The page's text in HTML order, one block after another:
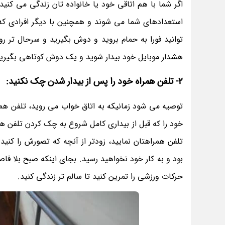
استعدادهای شما می شوند و همچنین با دیگر افرادی
هشدار موبایل خود بیدار شوید و یک دوش کوتاهی
2- تلفن همراه خود را پس از بیدار شدن چک نکنید:
توصیه می شود زمانیکه به اتاق خواب می روید، تلفن
خود را که قبل از بیداری کامل شروع به چک کردن تلفن
تلفن همراهتان نمایید، زودتر از آنچه که تصورش
بود و به کار خود نخواهید رسید. بجای اینکه صبح بلا
حرکات ورزشی را تمرین کنید تا سالم تر زندگی کنید.